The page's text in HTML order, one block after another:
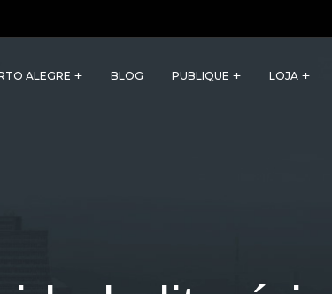
ALEGRE BLOG PUBLIQUE LOJA